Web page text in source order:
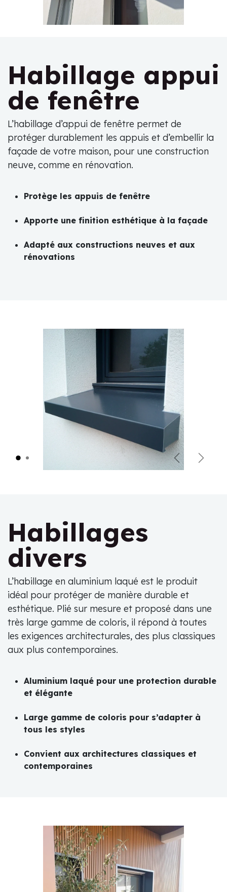
Habillage appui
de fenêtre
L’habillage d’appui de fenêtre permet de
protéger durablement les appuis et d’embellir la
façade de votre maison, pour une construction
neuve, comme en rénovation.
Protège les appuis de fenêtre
Apporte une finition esthétique à la façade
Adapté aux constructions neuves et aux
rénovations
Précédent
Habillages
divers
L’habillage en aluminium laqué est le produit
idéal pour protéger de manière durable et
esthétique. Plié sur mesure et proposé dans une
très large gamme de coloris, il répond à toutes
les exigences architecturales, des plus classiques
aux plus contemporaines.
Aluminium laqué pour une protection durable
et élégante
Large gamme de coloris pour s’adapter à
tous les styles
Convient aux architectures classiques et
contemporaines